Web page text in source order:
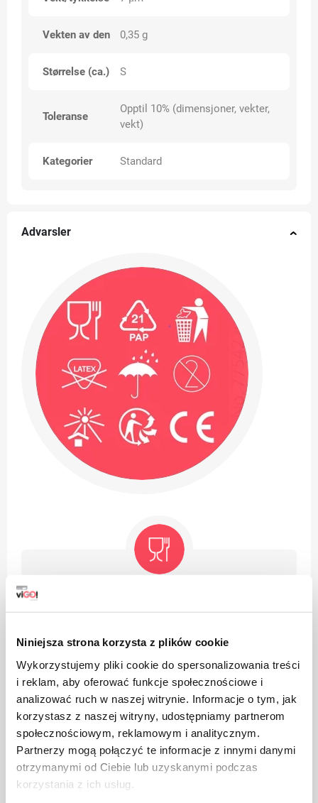
Niniejsza strona korzysta z plików cookie
Wykorzystujemy pliki cookie do spersonalizowania treści
i reklam, aby oferować funkcje społecznościowe i
analizować ruch w naszej witrynie. Informacje o tym, jak
korzystasz z naszej witryny, udostępniamy partnerom
społecznościowym, reklamowym i analitycznym.
Partnerzy mogą połączyć te informacje z innymi danymi
otrzymanymi od Ciebie lub uzyskanymi podczas
korzystania z ich usług.
Vekten av den 0,35 g
Størrelse (ca.) S
Toleranse
Opptil 10% (dimensjoner, vekter,
vekt)
Kategorier Standard
Advarsler
Emballasje laget av papp